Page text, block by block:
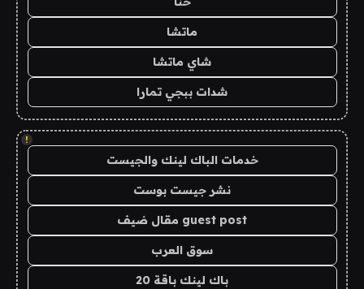
ماتشا
شاي ماتشا
شدات ببجي تمارا
!
خدمات الباك لينك والجيست
نشر جيست بوست
guest post مقال ضيف
سوق العرب
باك لينك باقة 20